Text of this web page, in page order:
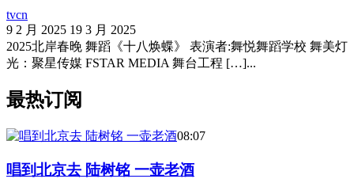
tvcn
9 2 月 2025 19 3 月 2025
2025北岸春晚 舞蹈《十八焕蝶》 表演者:舞悦舞蹈学校 舞美灯
光：聚星传媒 FSTAR MEDIA 舞台工程 […]...
最热订阅
08:07
唱到北京去 陆树铭 一壶老酒